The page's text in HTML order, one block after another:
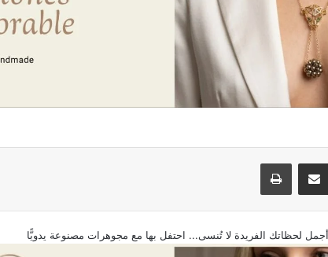
مشاركة عبر البريد طباعة
أجمل لحظاتك الفريدة لا تُنسى... احتفل بها مع مجوهرات مصنوعة يدويًّا